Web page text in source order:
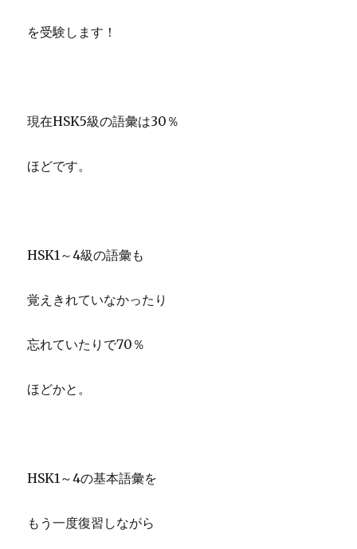
を受験します！
現在HSK5級の語彙は30％
ほどです。
HSK1～4級の語彙も
覚えきれていなかったり
忘れていたりで70％
ほどかと。
HSK1～4の基本語彙を
もう一度復習しながら